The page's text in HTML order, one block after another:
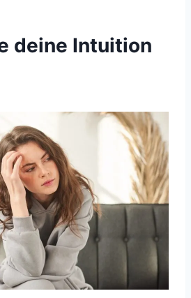
deine Intuition